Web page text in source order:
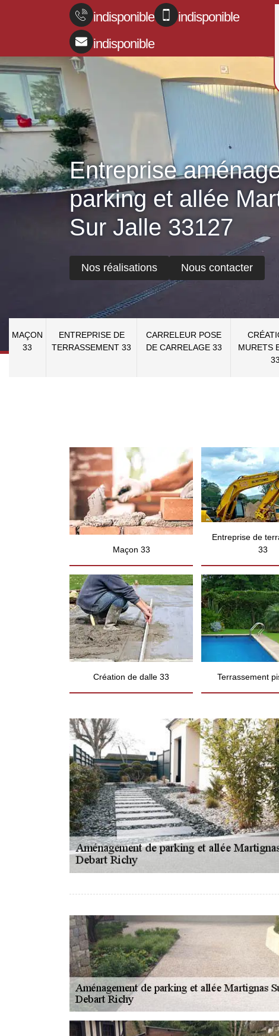
indisponible
indisponible
indisponible
Entreprise
parking et allée
Sur Jalle 33127
Nos réalisations Nous contacter
MAÇON
33
ENTREPRISE DE
TERRASSEMENT 33
CARRELEUR POSE
DE CARRELAGE 33
MURETS
33
Maçon 33
Entreprise de
33
Création de dalle 33 Terrassement